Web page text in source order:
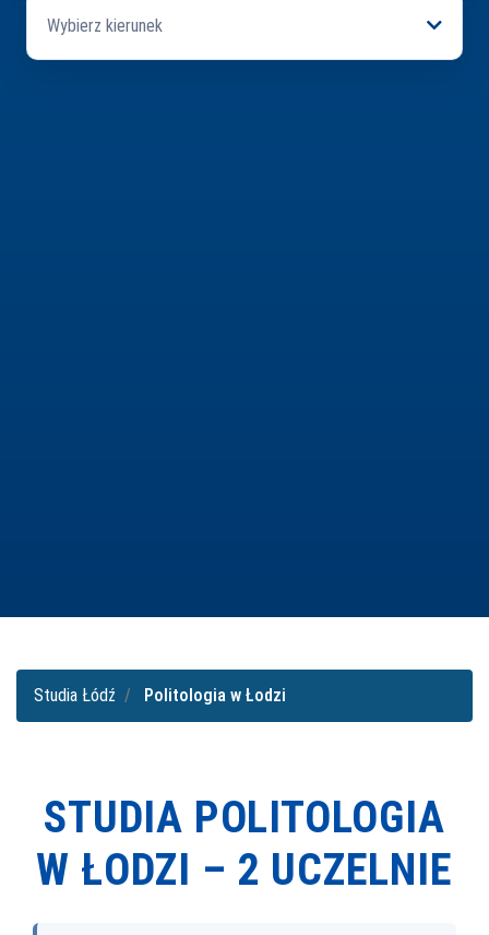
Wybierz kierunek
Studia Łódź Politologia w Łodzi
STUDIA POLITOLOGIA
W ŁODZI – 2 UCZELNIE